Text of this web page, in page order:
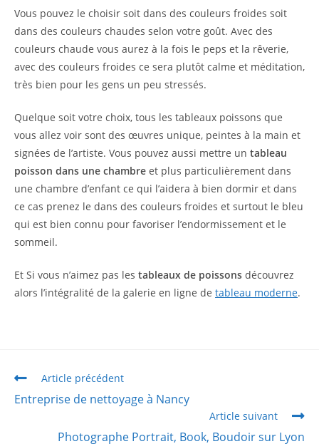
Vous pouvez le choisir soit dans des couleurs froides soit
dans des couleurs chaudes selon votre goût. Avec des
couleurs chaude vous aurez à la fois le peps et la rêverie,
avec des couleurs froides ce sera plutôt calme et méditation,
très bien pour les gens un peu stressés.
Quelque soit votre choix, tous les tableaux poissons que
vous allez voir sont des œuvres unique, peintes à la main et
signées de l’artiste. Vous pouvez aussi mettre un tableau
poisson dans une chambre et plus particulièrement dans
une chambre d’enfant ce qui l’aidera à bien dormir et dans
ce cas prenez le dans des couleurs froides et surtout le bleu
qui est bien connu pour favoriser l’endormissement et le
sommeil.
Et Si vous n’aimez pas les tableaux de poissons découvrez
alors l’intégralité de la galerie en ligne de tableau moderne.
Article précédent
Entreprise de nettoyage à Nancy
Article suivant
Photographe Portrait, Book, Boudoir sur Lyon